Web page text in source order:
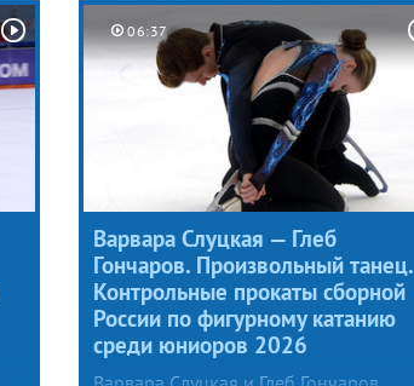
Подготовкой музыкального
сопровождения и постановкой
программы на предстоящий сезон
занимался хореограф тренерского
штаба фигуристов Сергей Плишкин.
06:37
Варвара Слуцкая — Глеб
Гончаров. Произвольный танец.
Контрольные прокаты сборной
России по фигурному катанию
среди юниоров 2026